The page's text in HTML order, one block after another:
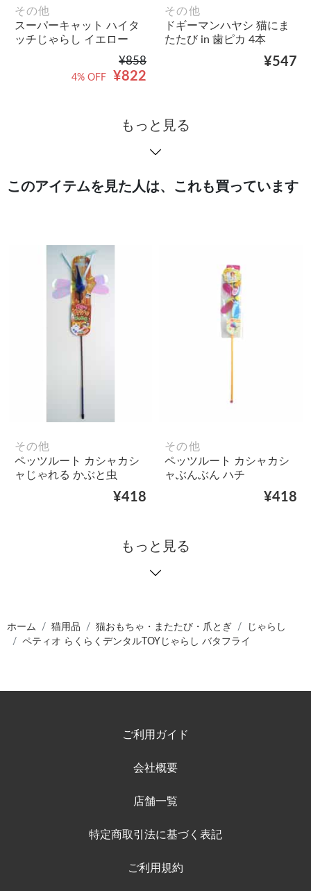
その他
スーパーキャット ハイタ
ッチじゃらし イエロー
¥858
¥822
4% OFF
その他
ドギーマンハヤシ 猫にま
たたび in 歯ピカ 4本
¥547
もっと見る
このアイテムを見た人は、これも買っています
その他
ペッツルート カシャカシ
ャじゃれる かぶと虫
¥418
その他
ペッツルート カシャカシ
ャぶんぶん ハチ
¥418
もっと見る
ホーム 猫用品 猫おもちゃ・またたび・爪とぎ
じゃらし
ペティオ らくらくデンタルTOYじゃらし バタフライ
ご利用ガイド
会社概要
店舗一覧
特定商取引法に基づく表記
ご利用規約